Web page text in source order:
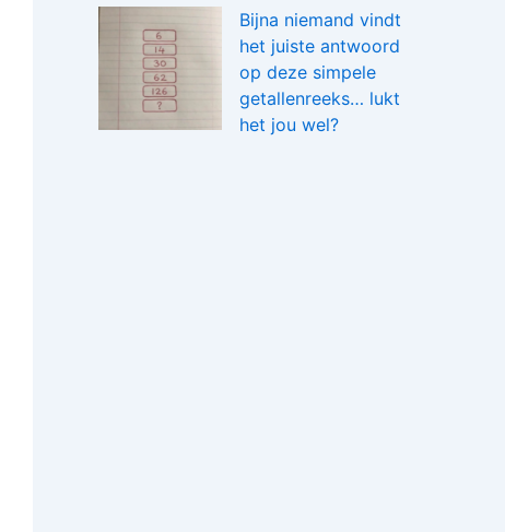
Bijna niemand vindt
het juiste antwoord
op deze simpele
getallenreeks… lukt
het jou wel?